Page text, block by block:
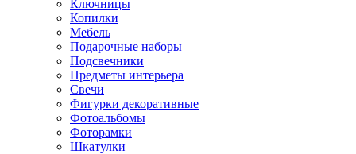
Ключницы
Копилки
Мебель
Подарочные наборы
Подсвечники
Предметы интерьера
Свечи
Фигурки декоративные
Фотоальбомы
Фоторамки
Шкатулки